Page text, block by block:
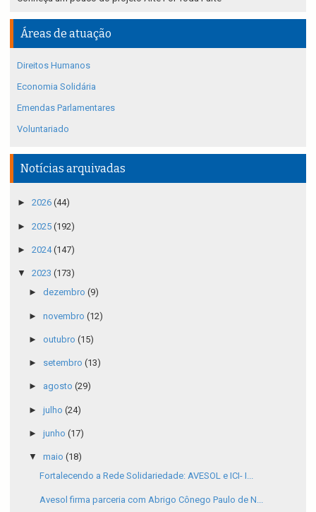
Áreas de atuação
Direitos Humanos
Economia Solidária
Emendas Parlamentares
Voluntariado
Notícias arquivadas
► 2026 (44)
► 2025 (192)
► 2024(147)
▼ 2023 (173)
► dezembro (9)
► novembro (12)
► outubro (15)
► setembro (13)
► agosto (29)
► julho (24)
► junho (17)
▼ maio (18)
Fortalecendo a Rede Solidariedade: AVESOL e ICI- I...
Avesol firma parceria com Abrigo Cônego Paulo de N...